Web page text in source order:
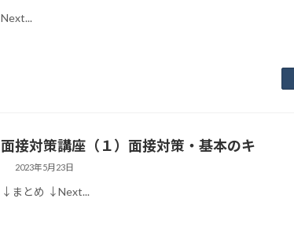
Next...
面接対策講座（１）面接対策・基本のキ
2023年5月23日
↓まとめ ↓Next...